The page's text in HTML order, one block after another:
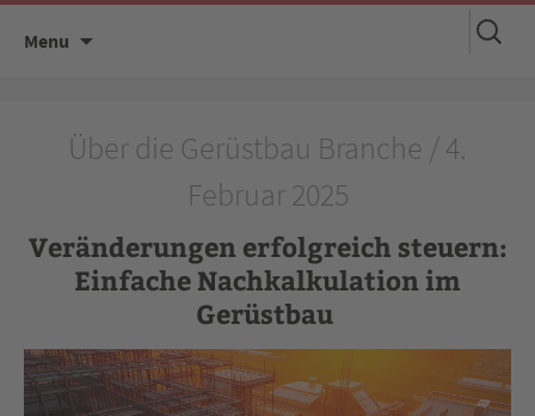
Menu
Suchen
nach:
Über die Gerüstbau Branche / 4.
Februar 2025
Veränderungen erfolgreich steuern:
Einfache Nachkalkulation im
Gerüstbau